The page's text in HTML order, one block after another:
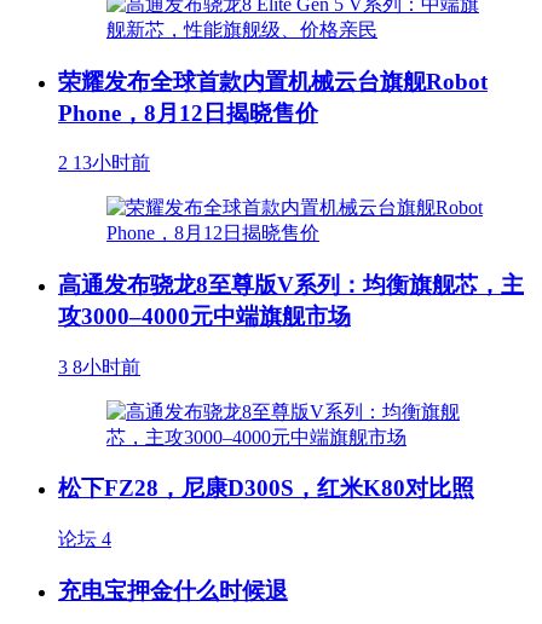
荣耀发布全球首款内置机械云台旗舰Robot
Phone，8月12日揭晓售价
2 13小时前
高通发布骁龙8至尊版V系列：均衡旗舰芯，主
攻3000–4000元中端旗舰市场
3 8小时前
松下FZ28，尼康D300S，红米K80对比照
论坛 4
充电宝押金什么时候退